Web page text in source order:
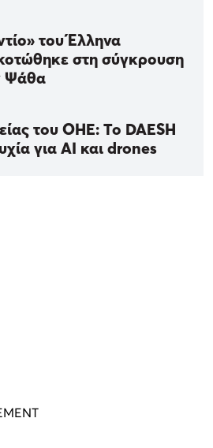
του Έλληνα
στη σύγκρουση
Ψάθα
του ΟΗΕ: Το DAESH
για ΑΙ και drones